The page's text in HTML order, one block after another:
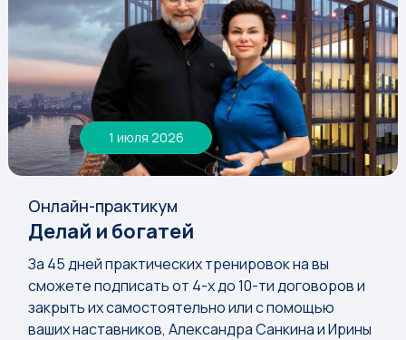
Онлайн-практикум
1 июля 2026
За 45 дней практических тренировок на вы
сможете подписать от 4-х до 10-ти договоров и
закрыть их самостоятельно или с помощью
ваших наставников, Александра Санкина и Ирины
Делай и богатей